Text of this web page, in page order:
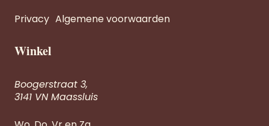
Privacy Algemene voorwaarden
Winkel
Boogerstraat 3,
3141 VN Maassluis